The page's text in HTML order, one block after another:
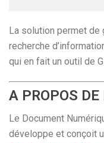
La solution permet de
recherche
qui en fait un outil de
A PROPOS DE
Le Document
développe et conçoit